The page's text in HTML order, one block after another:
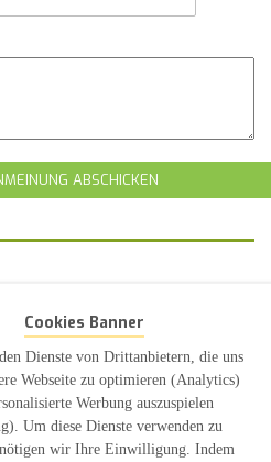
ABSCHICKEN
(AGB)
kerzen.de
Cookies Banner
Dienste von Drittanbietern, die uns
Webseite zu optimieren (Analytics)
Werbung auszuspielen
Um diese Dienste verwenden zu
wir Ihre Einwilligung. Indem